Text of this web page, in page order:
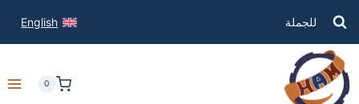
للجملة English
0